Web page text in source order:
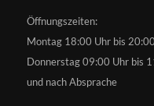
Öffnungszeiten:
Montag 18:00 Uhr bis
Donnerstag 09:00 Uhr bis
und nach Absprache